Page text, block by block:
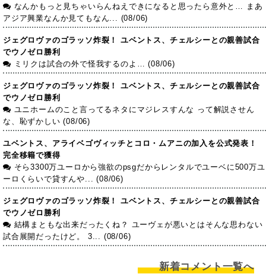
なんかもっと見ちゃいらんねえできになると思ったら意外と… まあ
アジア興業なんか見てもなん... (08/06)
ジェグロヴァのゴラッソ炸裂！ ユベントス、チェルシーとの親善試合
でウノゼロ勝利
ミリクは試合の外で怪我するのよ… (08/06)
ジェグロヴァのゴラッソ炸裂！ ユベントス、チェルシーとの親善試合
でウノゼロ勝利
ユニホームのこと言ってるネタにマジレスすんな って解説させん
な、恥ずかしい (08/06)
ユベントス、アライベゴヴィッチとコロ・ムアニの加入を公式発表！
完全移籍で獲得
そら3300万ユーロから強欲のpsgだからレンタルでユーベに500万ユ
ーロくらいで貸すんや... (08/06)
ジェグロヴァのゴラッソ炸裂！ ユベントス、チェルシーとの親善試合
でウノゼロ勝利
結構まともな出来だったくね？ ユーヴェが悪いとはそんな思わない
試合展開だったけど。 3... (08/06)
新着コメント一覧へ